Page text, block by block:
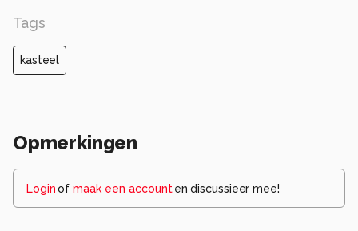
Tags
kasteel
Opmerkingen
Loginof maak een account en discussieer mee!